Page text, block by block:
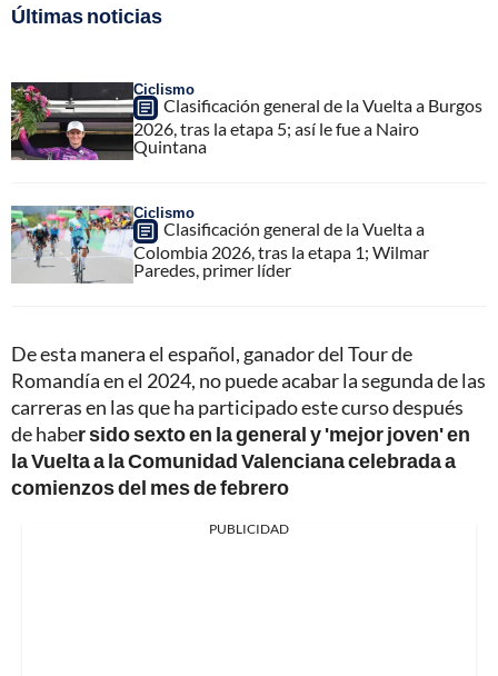
Últimas noticias
Ciclismo
Clasificación general de la Vuelta a Burgos
2026, tras la etapa 5; así le fue a Nairo
Quintana
Ciclismo
Clasificación general de la Vuelta a
Colombia 2026, tras la etapa 1; Wilmar
Paredes, primer líder
De esta manera el español, ganador del Tour de
Romandía en el 2024, no puede acabar la segunda de las
carreras en las que ha participado este curso después
de haber sido sexto en la general y 'mejor joven' en
la Vuelta a la Comunidad Valenciana celebrada a
comienzos del mes de febrero
PUBLICIDAD